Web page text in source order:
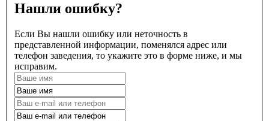
Нашли ошибку?
Если Вы нашли ошибку или неточность в
представленной информации, поменялся адрес или
телефон заведения, то укажите это в форме ниже, и мы
исправим.